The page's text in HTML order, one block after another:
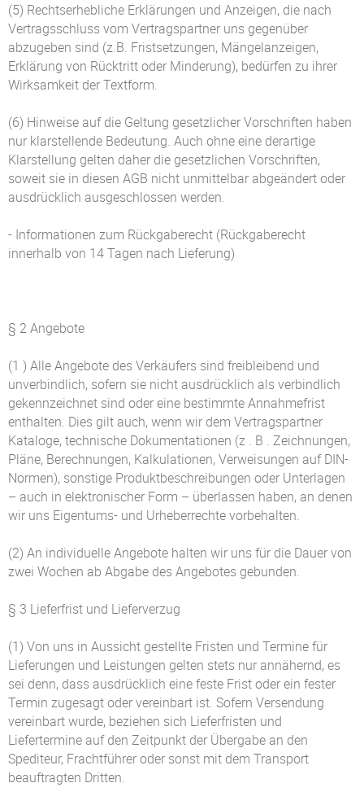
(5) Rechtserhebliche Erklärungen und Anzeigen, die nach
Vertragsschluss vom Vertragspartner uns gegenüber
abzugeben sind (z.B. Fristsetzungen, Mängelanzeigen,
Erklärung von Rücktritt oder Minderung), bedürfen zu ihrer
Wirksamkeit der Textform.
(6) Hinweise auf die Geltung gesetzlicher Vorschriften haben
nur klarstellende Bedeutung. Auch ohne eine derartige
Klarstellung gelten daher die gesetzlichen Vorschriften,
soweit sie in diesen AGB nicht unmittelbar abgeändert oder
ausdrücklich ausgeschlossen werden.
- Informationen zum Rückgaberecht (Rückgaberecht
innerhalb von 14 Tagen nach Lieferung)
§ 2 Angebote
(1 ) Alle Angebote des Verkäufers sind freibleibend und
unverbindlich, sofern sie nicht ausdrücklich als verbindlich
gekennzeichnet sind oder eine bestimmte Annahmefrist
enthalten. Dies gilt auch, wenn wir dem Vertragspartner
Kataloge, technische Dokumentationen (z . B . Zeichnungen,
Pläne, Berechnungen, Kalkulationen, Verweisungen auf DIN-
Normen), sonstige Produktbeschreibungen oder Unterlagen
– auch in elektronischer Form – überlassen haben, an denen
wir uns Eigentums- und Urheberrechte vorbehalten.
(2) An individuelle Angebote halten wir uns für die Dauer von
zwei Wochen ab Abgabe des Angebotes gebunden.
§ 3 Lieferfrist und Lieferverzug
(1) Von uns in Aussicht gestellte Fristen und Termine für
Lieferungen und Leistungen gelten stets nur annähernd, es
sei denn, dass ausdrücklich eine feste Frist oder ein fester
Termin zugesagt oder vereinbart ist. Sofern Versendung
vereinbart wurde, beziehen sich Lieferfristen und
Liefertermine auf den Zeitpunkt der Übergabe an den
Spediteur, Frachtführer oder sonst mit dem Transport
beauftragten Dritten.